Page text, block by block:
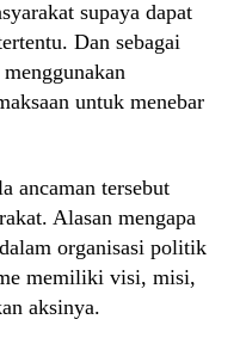
supaya dapat
Dan sebagai
untuk menebar
ancaman tersebut
Alasan mengapa
organisasi politik
memiliki visi, misi,
aksinya.